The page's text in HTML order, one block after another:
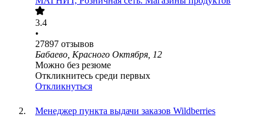
3.4
•
27897 отзывов
Бабаево, Красного Октября, 12
Можно без резюме
Откликнитесь среди первых
Откликнуться
Менеджер пункта выдачи заказов Wildberries